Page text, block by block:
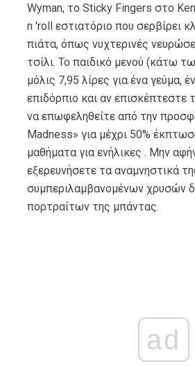
Wyman, το Sticky Fingers στο
n 'roll εστιατόριο που σερβίρει
πιάτα, όπως νυχτερινές
τσίλι. Το παιδικό μενού (κάτω
μόλις 7,95 λίρες για ένα γεύμα,
επιδόρπιο και αν επισκέπτεστε
να επωφεληθείτε από την
Madness» για μέχρι 50%
μαθήματα για ενήλικες . Μην
εξερευνήσετε τα αναμνηστικά
συμπεριλαμβανομένων χρυσών
πορτραίτων της μπάντας.
ad